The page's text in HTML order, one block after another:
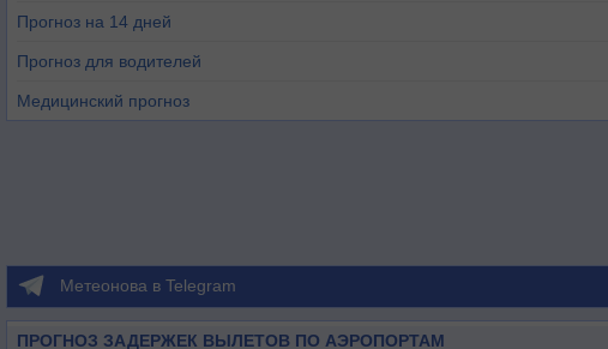
Прогноз на 14 дней
Прогноз для водителей
Медицинский прогноз
Метеонова в Telegram
ПРОГНОЗ ЗАДЕРЖЕК ВЫЛЕТОВ ПО АЭРОПОРТАМ